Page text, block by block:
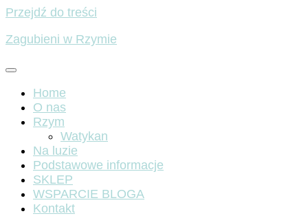
Przejdź do treści
Zagubieni w Rzymie
Home
O nas
Rzym
Watykan
Na luzie
Podstawowe informacje
SKLEP
WSPARCIE BLOGA
Kontakt